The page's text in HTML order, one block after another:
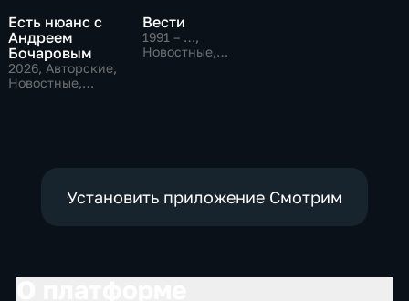
Есть нюанс с
Андреем
Бочаровым
2026, Авторские,
Новостные,
Вести
1991 – …,
Новостные,
Установить приложение Смотрим